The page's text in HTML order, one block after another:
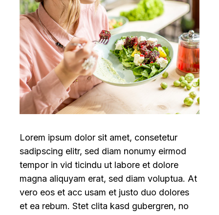
Lorem ipsum dolor sit amet, consetetur
sadipscing elitr, sed diam nonumy eirmod
tempor in vid ticindu ut labore et dolore
magna aliquyam erat, sed diam voluptua. At
vero eos et acc usam et justo duo dolores
et ea rebum. Stet clita kasd gubergren, no